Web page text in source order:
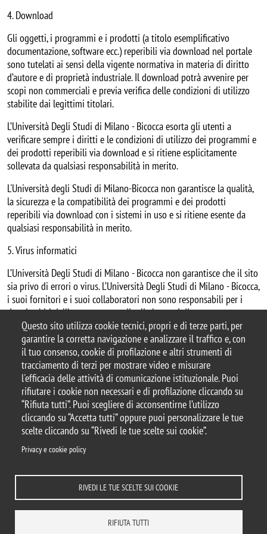
Questo sito utilizza cookie tecnici, propri e di terze parti, per
garantire la corretta navigazione e analizzare il traffico e, con
il tuo consenso, cookie di profilazione e altri strumenti di
tracciamento di terzi per mostrare video e misurare
l'efficacia delle attività di comunicazione istituzionale. Puoi
rifiutare i cookie non necessari e di profilazione cliccando su
“Rifiuta tutti”. Puoi scegliere di acconsentirne l’utilizzo
cliccando su “Accetta tutti” oppure puoi personalizzare le tue
scelte cliccando su “Rivedi le tue scelte sui cookie”.
Privacy e cookie policy
RIVEDI LE TUE SCELTE SUI COOKIE
RIFIUTA TUTTI
4. Download
Gli oggetti, i programmi e i prodotti (a titolo esemplificativo
documentazione, software ecc.) reperibili via download nel portale
sono tutelati ai sensi della vigente normativa in materia di diritto
d’autore e di proprietà industriale. Il download potrà avvenire per
scopi non commerciali e previa verifica delle condizioni di utilizzo
stabilite dai legittimi titolari.
L’Università Degli Studi di Milano - Bicocca esorta gli utenti a
verificare sempre i diritti e le condizioni di utilizzo dei programmi e
dei prodotti reperibili via download e si ritiene esplicitamente
sollevata da qualsiasi responsabilità in merito.
L'Università degli Studi di Milano-Bicocca non garantisce la qualità,
la sicurezza e la compatibilità dei programmi e dei prodotti
reperibili via download con i sistemi in uso e si ritiene esente da
qualsiasi responsabilità in merito.
5. Virus informatici
L’Università Degli Studi di Milano - Bicocca non garantisce che il sito
sia privo di errori o virus. L’Università Degli Studi di Milano - Bicocca,
i suoi fornitori e i suoi collaboratori non sono responsabili per i
danni subiti dall’utente a causa di tali elementi di carattere
distruttivo.
© 2025 Università degli Studi di Milano-Bicocca
Piazza dell'Ateneo Nuovo, 1 - 20126, Milano
Casella PEC:ateneo.bicocca@pec.unimib.it
P.I. 12621570154 |
Note legali Privacy e cookie policy Amministrazione trasparente
Accessibilità